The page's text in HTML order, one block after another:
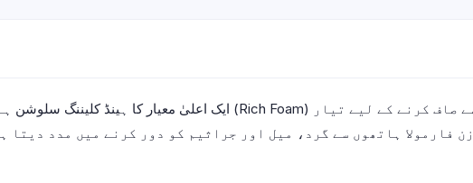
فارمولا ہاتھوں سے گرد، میل اور جراثیم کو دور کرنے میں مدد